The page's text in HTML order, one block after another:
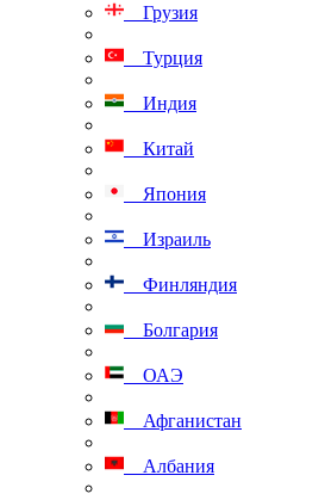
Грузия
Турция
Индия
Китай
Япония
Израиль
Финляндия
Болгария
ОАЭ
Афганистан
Албания